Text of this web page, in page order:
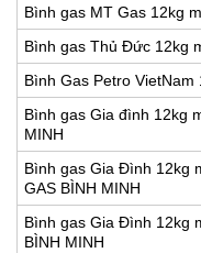
Bình gas MT Gas 12kg
Bình gas Thủ Đức 12kg
Bình Gas Petro VietNam
Bình gas Gia đình 12kg
MINH
Bình gas Gia Đình 12kg
GAS BÌNH MINH
Bình gas Gia Đình 12kg
BÌNH MINH